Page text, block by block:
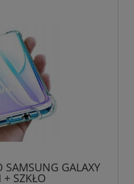
SAMSUNG GALAXY
SZKŁO